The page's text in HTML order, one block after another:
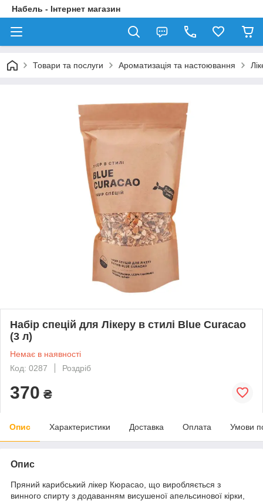
Набель - Інтернет магазин
Товари та послуги Ароматизація та настоювання
Набір спецій для Лікеру в стилі Blue Curacao
(3 л)
Немає в наявності
Код: 0287
Роздріб
370 ₴
Опис Характеристики Доставка Оплата Умови
Опис
Пряний карибський лікер Кюрасао, що виробляється з
винного спирту з додаванням висушеної апельсинової кірки,